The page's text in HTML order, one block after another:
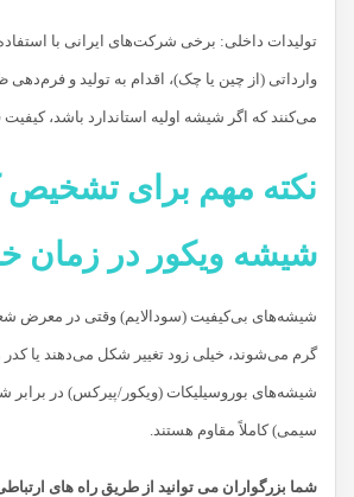
تولیدات داخلی: برخی شرکت‌های ایرانی با
وارداتی (از چین یا چک)، اقدام به تولید و
می‌کنند که اگر شیشه اولیه استاندارد باشد، کیفیت
نکته مهم برای تشخیص
شیشه ویکور در زمان
شیشه‌های بی‌کیفیت (سودالایم) وقتی در معرض
گرم می‌شوند، خیلی زود تغییر شکل می‌دهند یا کدر
شیشه‌های بوروسیلیکات (ویکور/پیرکس) در برابر
سیمی) کاملاً مقاوم هستند.
شما بزرگواران می توانید از طریق راه های